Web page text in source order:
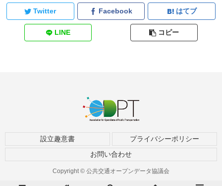
Twitter Facebook はてブ
LINE コピー
設立趣意書
プライバシーポリシー
お問い合わせ
Copyright © 公共交通オープンデータ協議会